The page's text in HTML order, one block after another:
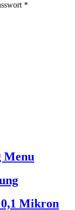
*
Menu
Mikron